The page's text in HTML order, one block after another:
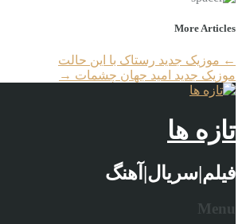
More Articles
← موزیک جدید رستاک با این حالت
موزیک جدید امید جهان چشمات →
تازه ها
فیلم|سریال|آهنگ
Menu